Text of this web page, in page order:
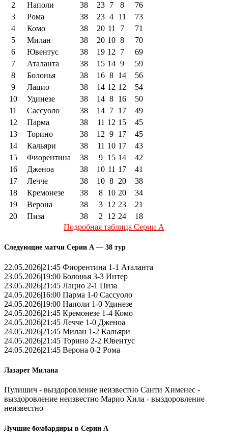
2
Наполи 38 23 7 8
76
3
Рома 38 23 4 11
73
4
Комо 38 20 11 7
71
5
Милан 38 20 10 8
70
6
Ювентус 38 19 12 7
69
7
Аталанта 38 15 14 9
59
8
Болонья 38 16 8 14
56
9
Лацио 38 14 12 12
54
10
Удинезе 38 14 8 16
50
11
Сассуоло 38 14 7 17
49
12
Парма 38 11 12 15
45
13
Торино 38 12 9 17
45
14
Кальяри 38 11 10 17
43
15
Фиорентина 38 9 15 14
42
16
Дженоа 38 10 11 17
41
17
Лечче 38 10 8 20
38
18
Кремонезе 38 8 10 20
34
19
Верона 38 3 12 23
21
20
Пиза 38 2 12 24
18
Подробная таблица Серии А
Следующие матчи Серии А — 38 тур
22.05.2026|21:45 Фиорентина 1-1 Аталанта
23.05.2026|19:00 Болонья 3-3 Интер
23.05.2026|21:45 Лацио 2-1 Пиза
24.05.2026|16:00 Парма 1-0 Сассуоло
24.05.2026|19:00 Наполи 1-0 Удинезе
24.05.2026|21:45 Кремонезе 1-4 Комо
24.05.2026|21:45 Лечче 1-0 Дженоа
24.05.2026|21:45 Милан 1-2 Кальяри
24.05.2026|21:45 Торино 2-2 Ювентус
24.05.2026|21:45 Верона 0-2 Рома
Лазарет Милана
Пулишич - выздоровление неизвестно Санти Хименес -
выздоровление неизвестно Марио Хила - выздоровление
неизвестно
Лучшие бомбардиры в Серии А